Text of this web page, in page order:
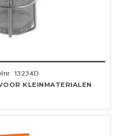
13234D
KLEINMATERIALEN